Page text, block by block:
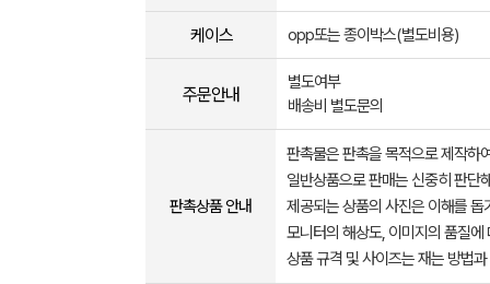
케이스 opp또는 종이박스(별도비용)
주문안내
별도여부
배송비 별도문의
판촉상품 안내
판촉물은 판촉을 목적으로 제작하
일반상품으로 판매는 신중히 판단
제공되는 상품의 사진은 이해를
모니터의 해상도, 이미지의 품질
상품 규격 및 사이즈는 재는 방법